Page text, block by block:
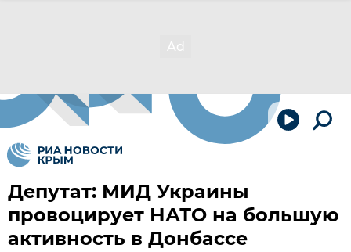
Депутат: МИД Украины
провоцирует НАТО на большую
активность в Донбассе